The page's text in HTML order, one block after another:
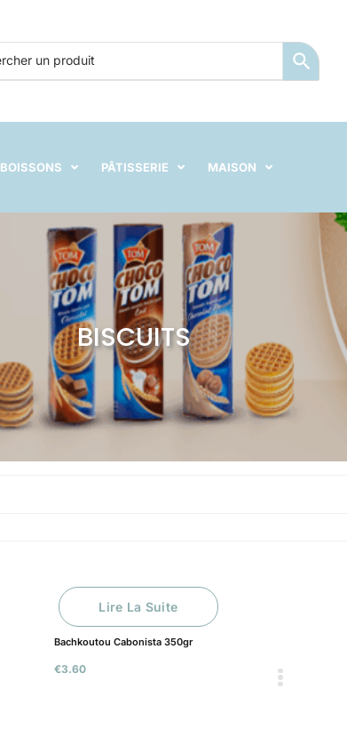
BOISSONS PÂTISSERIE MAISON
BISCUITS
€3.60
Bachkoutou Cabonista 350gr
Lire La Suite